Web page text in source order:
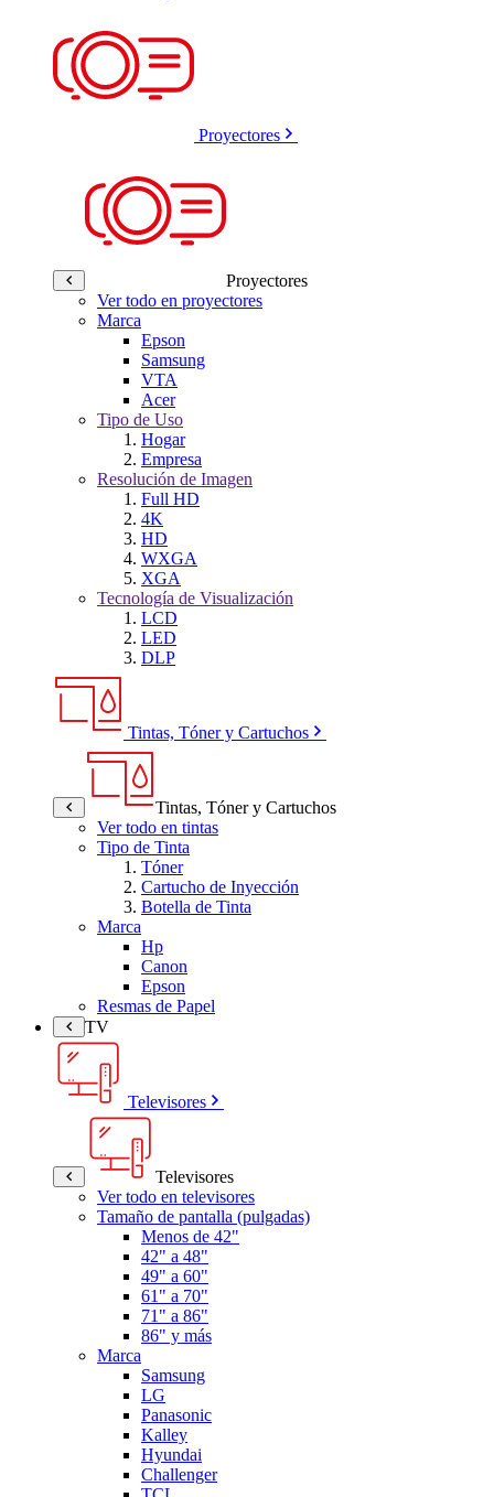
Proyectores
Proyectores
Ver todo en proyectores
Marca
Epson
Samsung
VTA
Acer
Tipo de Uso
Hogar
Empresa
Resolución de Imagen
Full HD
4K
HD
WXGA
XGA
Tecnología de Visualización
LCD
LED
DLP
Tintas, Tóner y Cartuchos
Tintas, Tóner y Cartuchos
Ver todo en tintas
Tipo de Tinta
Tóner
Cartucho de Inyección
Botella de Tinta
Marca
Hp
Canon
Epson
Resmas de Papel
TV
Televisores
Televisores
Ver todo en televisores
Tamaño de pantalla (pulgadas)
Menos de 42"
42" a 48"
49" a 60"
61" a 70"
71" a 86"
86" y más
Marca
Samsung
LG
Panasonic
Kalley
Hyundai
Challenger